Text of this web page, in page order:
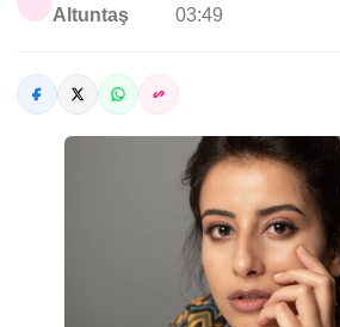
Altuntaş 03:49